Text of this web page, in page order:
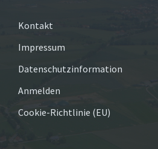
Kontakt
Impressum
Datenschutzinformation
Anmelden
Cookie-Richtlinie (EU)